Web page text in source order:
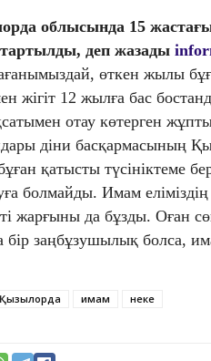
облысында 15 жастағы
деп жазады
өткен жылы
жігіт 12 жылға бас
отау көтерген
діни басқармасының
қатысты түсініктеме
болмайды. Имам
жарғыны да бұзды. Оған
заңбұзушылық болса,
Қызылорда имам неке